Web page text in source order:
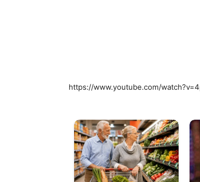
https://www.youtube.com/